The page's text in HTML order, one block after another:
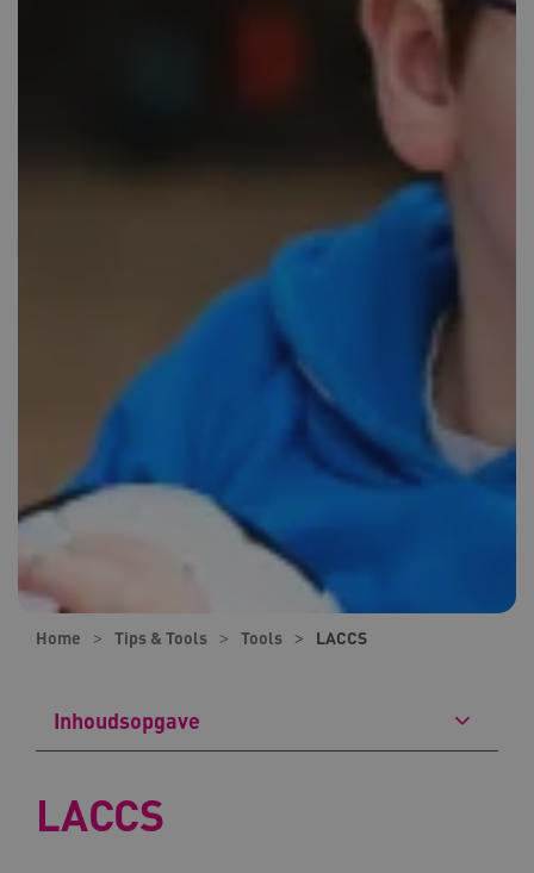
Home Tips & Tools Tools LACCS
Inhoudsopgave
LACCS